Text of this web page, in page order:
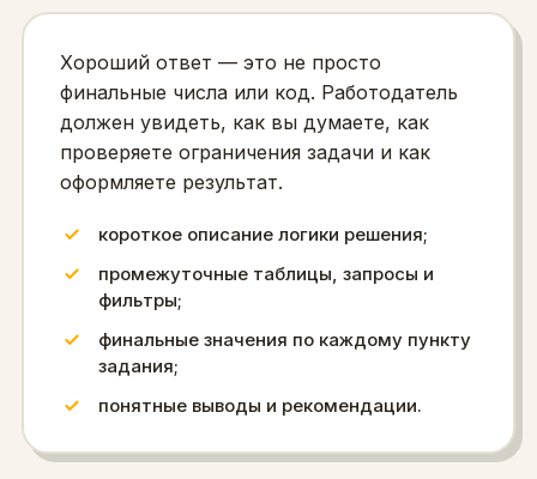
Хороший ответ — это не просто
финальные числа или код. Работодатель
должен увидеть, как вы думаете, как
проверяете ограничения задачи и как
оформляете результат.
короткое описание логики решения;
промежуточные таблицы, запросы и
фильтры;
финальные значения по каждому пункту
задания;
понятные выводы и рекомендации.